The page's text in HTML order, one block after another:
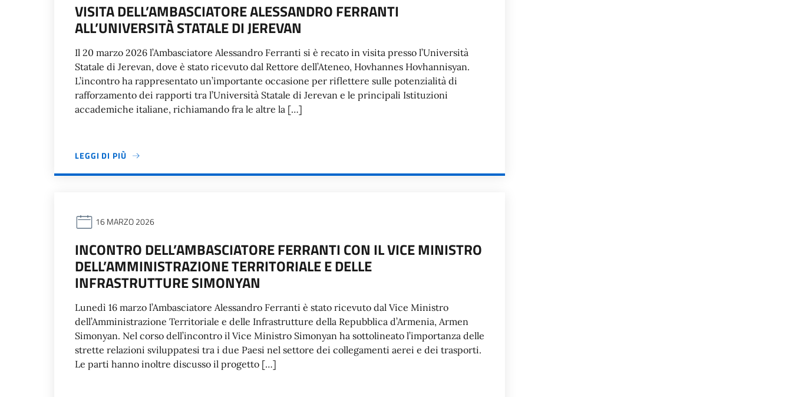
VISITA DELL’AMBASCIATORE ALESSANDRO FERRANTI
ALL’UNIVERSITÀ STATALE DI JEREVAN
Il 20 marzo 2026 l’Ambasciatore Alessandro Ferranti si è recato in visita presso l’Università
Statale di Jerevan, dove è stato ricevuto dal Rettore dell’Ateneo, Hovhannes Hovhannisyan.
L’incontro ha rappresentato un’importante occasione per riflettere sulle potenzialità di
rafforzamento dei rapporti tra l’Università Statale di Jerevan e le principali Istituzioni
accademiche italiane, richiamando fra le altre la […]
LEGGI DI PIÙ
16 MARZO 2026
INCONTRO DELL’AMBASCIATORE FERRANTI CON IL VICE MINISTRO
DELL’AMMINISTRAZIONE TERRITORIALE E DELLE
INFRASTRUTTURE SIMONYAN
Lunedì 16 marzo l’Ambasciatore Alessandro Ferranti è stato ricevuto dal Vice Ministro
dell’Amministrazione Territoriale e delle Infrastrutture della Repubblica d’Armenia, Armen
Simonyan. Nel corso dell’incontro il Vice Ministro Simonyan ha sottolineato l’importanza delle
strette relazioni sviluppatesi tra i due Paesi nel settore dei collegamenti aerei e dei trasporti.
Le parti hanno inoltre discusso il progetto […]